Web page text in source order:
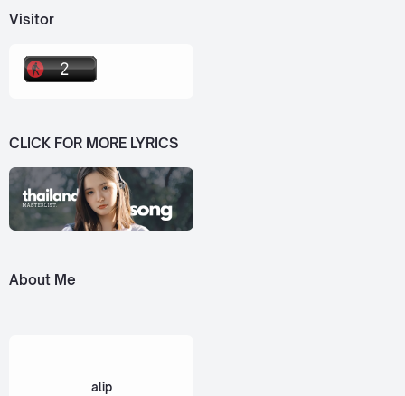
Visitor
CLICK FOR MORE LYRICS
About Me
alip